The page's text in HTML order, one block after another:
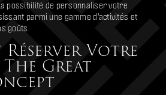
possibilité de personnaliser votre
parmi une gamme d'activités et
goûts.
Réserver Votre
The Great